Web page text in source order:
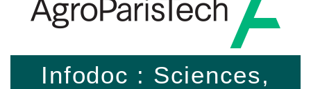
Infodoc : Sciences,